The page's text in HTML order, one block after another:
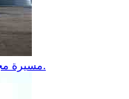
مسيرة مجهولة تضرب خزانا بمصفاة نفط في ليبيا.